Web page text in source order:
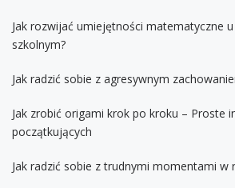
Jak rozwijać umiejętności matematyczne
szkolnym?
Jak radzić sobie z agresywnym
Jak zrobić origami krok po kroku – Proste
początkujących
Jak radzić sobie z trudnymi momentami w